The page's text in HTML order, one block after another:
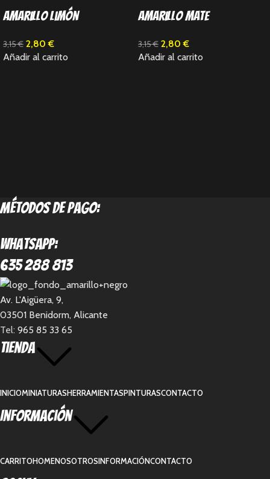
Amarillo Limón
3,15€ 2,80€
Añadir al carrito
Amarillo Mate
3,15€ 2,80€
Añadir al carrito
métodos de pago:
Whatsapp:
635 288 813
Av. L'Aigüera, 9,
03501 Benidorm, Alicante
Tel: 965 85 33 65
Tienda
INICIOMINIATURASHERRAMIENTASPINTURASCONTACTO
Información
CARRITOHOMENOSOTROSINFORMACIÓNCONTACTO